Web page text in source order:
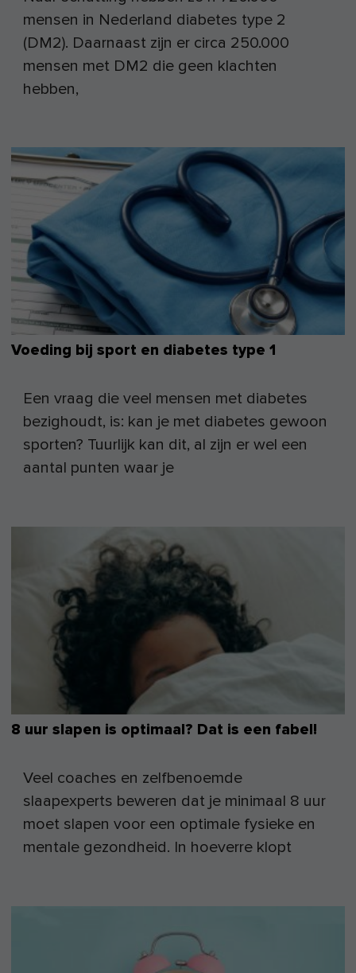
mensen in Nederland diabetes type 2
(DM2). Daarnaast zijn er circa 250.000
mensen met DM2 die geen klachten
hebben,
Voeding bij sport en diabetes type 1
Een vraag die veel mensen met diabetes
bezighoudt, is: kan je met diabetes gewoon
sporten? Tuurlijk kan dit, al zijn er wel een
aantal punten waar je
8 uur slapen is optimaal? Dat is een fabel!
Veel coaches en zelfbenoemde
slaapexperts beweren dat je minimaal 8 uur
moet slapen voor een optimale fysieke en
mentale gezondheid. In hoeverre klopt